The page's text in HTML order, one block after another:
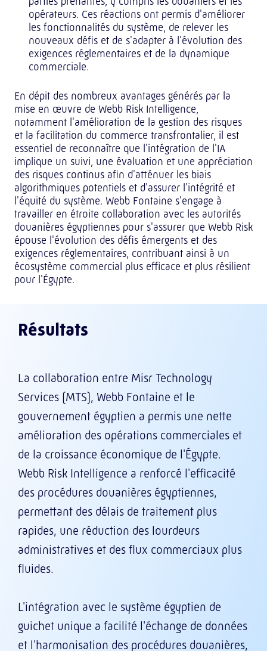
opérateurs. Ces réactions ont permis d'améliorer
les fonctionnalités du système, de relever les
nouveaux défis et de s'adapter à l'évolution des
exigences réglementaires et de la dynamique
commerciale.
En dépit des nombreux avantages générés par la
mise en œuvre de Webb Risk Intelligence,
notamment l'amélioration de la gestion des risques
et la facilitation du commerce transfrontalier, il est
essentiel de reconnaître que l'intégration de l'IA
implique un suivi, une évaluation et une appréciation
des risques continus afin d'atténuer les biais
algorithmiques potentiels et d'assurer l'intégrité et
l'équité du système. Webb Fontaine s'engage à
travailler en étroite collaboration avec les autorités
douanières égyptiennes pour s'assurer que Webb Risk
épouse l'évolution des défis émergents et des
exigences réglementaires, contribuant ainsi à un
écosystème commercial plus efficace et plus résilient
pour l'Égypte.
Résultats
La collaboration entre Misr Technology
Services (MTS), Webb Fontaine et le
gouvernement égyptien a permis une nette
amélioration des opérations commerciales et
de la croissance économique de l'Égypte.
Webb Risk Intelligence a renforcé l'efficacité
des procédures douanières égyptiennes,
permettant des délais de traitement plus
rapides, une réduction des lourdeurs
administratives et des flux commerciaux plus
fluides.
L'intégration avec le système égyptien de
guichet unique a facilité l'échange de données
et l'harmonisation des procédures douanières,